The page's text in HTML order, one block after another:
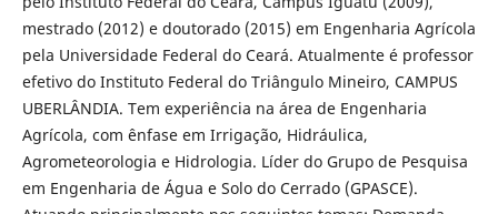
mestrado (2012) e doutorado (2015) em Engenharia Agrícola
pela Universidade Federal do Ceará. Atualmente é professor
efetivo do Instituto Federal do Triângulo Mineiro, CAMPUS
UBERLÂNDIA. Tem experiência na área de Engenharia
Agrícola, com ênfase em Irrigação, Hidráulica,
Agrometeorologia e Hidrologia. Líder do Grupo de Pesquisa
em Engenharia de Água e Solo do Cerrado (GPASCE).